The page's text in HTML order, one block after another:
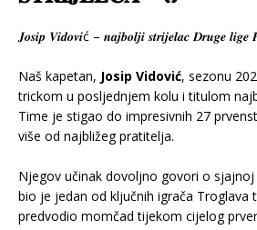
𝑱𝒐𝒔𝒊𝒑 𝑽𝒊𝒅𝒐𝒗𝒊ć – 𝒏𝒂𝒋𝒃𝒐𝒍𝒋𝒊 𝒔𝒕𝒓𝒊𝒋𝒆𝒍𝒂𝒄 𝑫𝒓𝒖𝒈𝒆
Naš kapetan, Josip Vidović, sezonu
trickom u posljednjem kolu i titulom
Time je stigao do impresivnih 27
više od najbližeg pratitelja.
Njegov učinak dovoljno govori o sjajnoj
bio je jedan od ključnih igrača Troglava
predvodio momčad tijekom cijelog